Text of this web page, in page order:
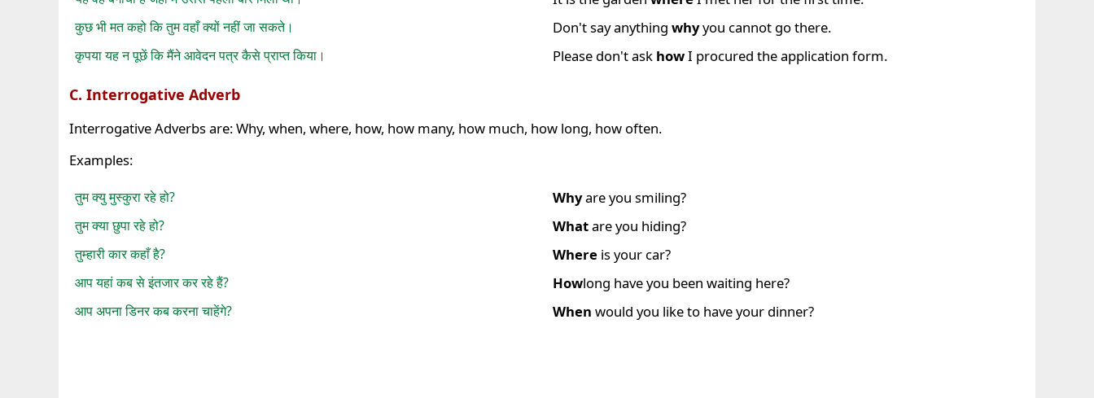
कुछ भी मत कहो कि तुम वहाँ क्यों नहीं जा सकते। Don't say anythingwhyyou cannot go there.
कृपया यह न पूछें कि मैंने आवेदन पत्र कैसे प्राप्त किया। Please don't ask howI procured the application form.
C. Interrogative Adverb
Interrogative Adverbs are: Why, when, where, how, how many, how much, how long, how often.
Examples:
तुम क्यु मुस्कुरा रहे हो? Whyare you smiling?
तुम क्या छुपा रहे हो? Whatare you hiding?
तुम्हारी कार कहाँ है? Where is your car?
आप यहां कब से इंतजार कर रहे हैं? Howlong have you been waiting here?
आप अपना डिनर कब करना चाहेंगे? When would you like to have your dinner?